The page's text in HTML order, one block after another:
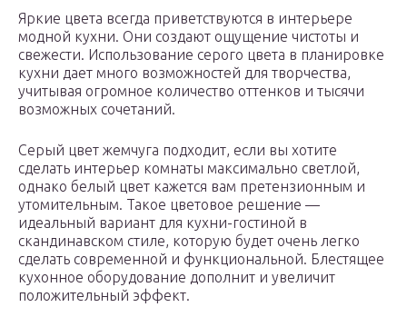
Яркие цвета всегда приветствуются в интерьере
модной кухни. Они создают ощущение чистоты и
свежести. Использование серого цвета в планировке
кухни дает много возможностей для творчества,
учитывая огромное количество оттенков и тысячи
возможных сочетаний.
Серый цвет жемчуга подходит, если вы хотите
сделать интерьер комнаты максимально светлой,
однако белый цвет кажется вам претензионным и
утомительным. Такое цветовое решение —
идеальный вариант для кухни-гостиной в
скандинавском стиле, которую будет очень легко
сделать современной и функциональной. Блестящее
кухонное оборудование дополнит и увеличит
положительный эффект.